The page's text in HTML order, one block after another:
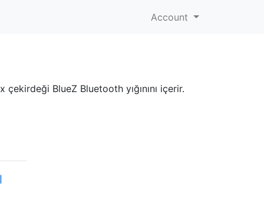
Account
BlueZ Bluetooth yığınını içerir.